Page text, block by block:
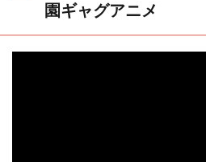
園ギャグアニメ